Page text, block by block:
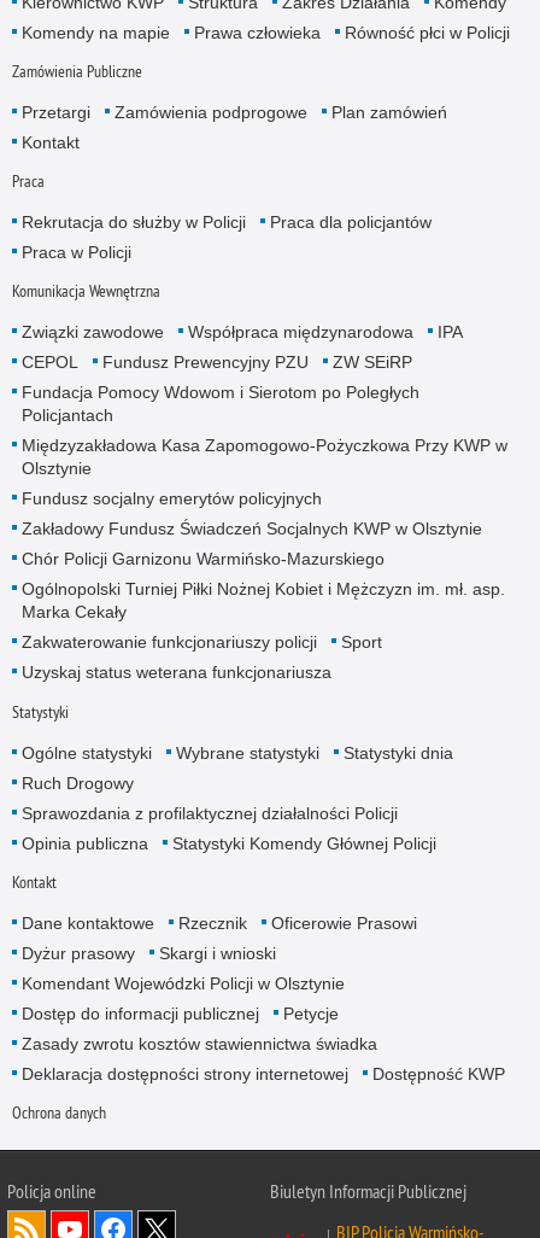
Komendy na mapie
Prawa człowieka Równość płci w Policji
Zamówienia Publiczne
Przetargi Zamówienia podprogowe
Plan zamówień
Kontakt
Praca
Rekrutacja do służby w Policji
Praca dla policjantów
Praca w Policji
Komunikacja Wewnętrzna
Związki zawodowe Współpraca międzynarodowa
IPA
CEPOL
Fundusz Prewencyjny PZU
ZW SEiRP
Fundacja Pomocy Wdowom i Sierotom po Poległych
Policjantach
Międzyzakładowa Kasa Zapomogowo-Pożyczkowa Przy KWP w
Olsztynie
Fundusz socjalny emerytów policyjnych
Zakładowy Fundusz Świadczeń Socjalnych KWP w Olsztynie
Chór Policji Garnizonu Warmińsko-Mazurskiego
Ogólnopolski Turniej Piłki Nożnej Kobiet i Mężczyzn im. mł. asp.
Marka Cekały
Zakwaterowanie funkcjonariuszy policji
Sport
Uzyskaj status weterana funkcjonariusza
Statystyki
Ogólne statystyki Wybrane statystyki
Statystyki dnia
Ruch Drogowy
Sprawozdania z profilaktycznej działalności Policji
Opinia publiczna
Statystyki Komendy Głównej Policji
Kontakt
Dane kontaktowe Rzecznik
Oficerowie Prasowi
Dyżur prasowy
Skargi i wnioski
Komendant Wojewódzki Policji w Olsztynie
Dostęp do informacji publicznej
Petycje
Zasady zwrotu kosztów stawiennictwa świadka
Deklaracja dostępności strony internetowej
Dostępność KWP
Ochrona danych
Policja online
Biuletyn Informacji Publicznej
BIP Policja Warmińsko-